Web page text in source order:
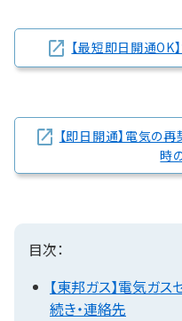
【最短即日開通OK
【即日開通】電気の
時
目次：
【東邦ガス】電気ガ
続き・連絡先